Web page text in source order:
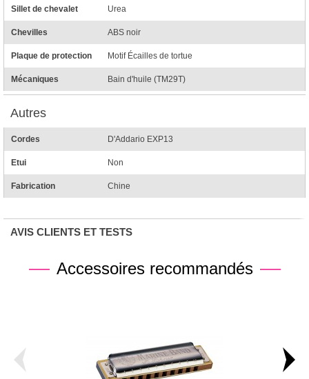
Sillet de chevalet Urea
Chevilles ABS noir
Plaque de protection Motif Écailles de tortue
Mécaniques Bain d'huile (TM29T)
Autres
Cordes D'Addario EXP13
Etui Non
Fabrication Chine
AVIS CLIENTS ET TESTS
Accessoires recommandés